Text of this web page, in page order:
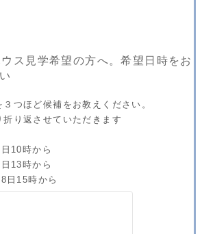
ス見学希望の方へ。希望日時をお
つほど候補をお教えください。
り返させていただきます
10時から
13時から
日15時から